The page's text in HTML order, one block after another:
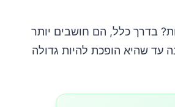
בדרך כלל, הם חושבים יותר
עד שהיא הופכת להיות גדולה